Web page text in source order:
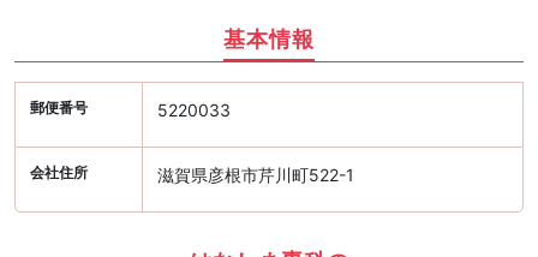
基本情報
郵便番号 5220033
会社住所 滋賀県彦根市芹川町522-1